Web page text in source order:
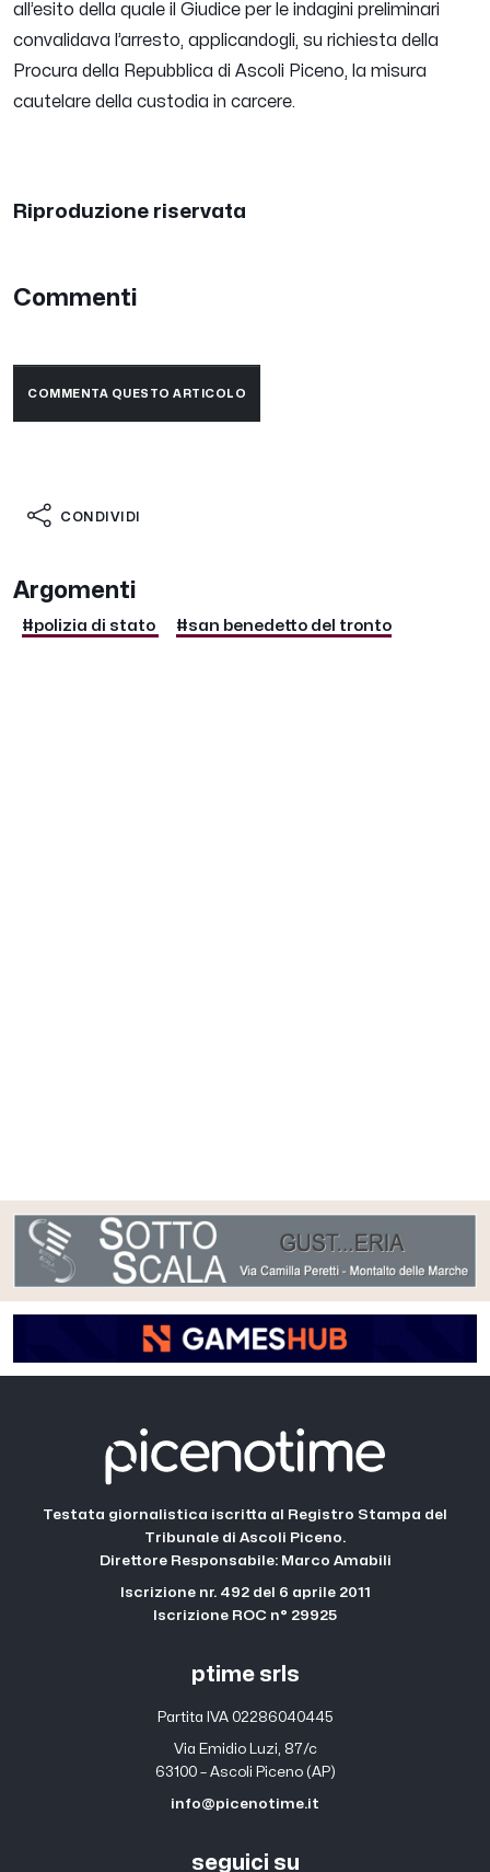
all’esito della quale il Giudice per le indagini preliminari
convalidava l’arresto, applicandogli, su richiesta della
Procura della Repubblica di Ascoli Piceno, la misura
cautelare della custodia in carcere.
Riproduzione riservata
Commenti
COMMENTA QUESTO ARTICOLO
CONDIVIDI
Argomenti
#polizia di stato #san benedetto del tronto
Testata giornalistica iscritta al Registro Stampa del
Tribunale di Ascoli Piceno.
Direttore Responsabile: Marco Amabili
Iscrizione nr. 492 del 6 aprile 2011
Iscrizione ROC n° 29925
ptime srls
Partita IVA 02286040445
Via Emidio Luzi, 87/c
63100 – Ascoli Piceno (AP)
info@picenotime.it
seguici su